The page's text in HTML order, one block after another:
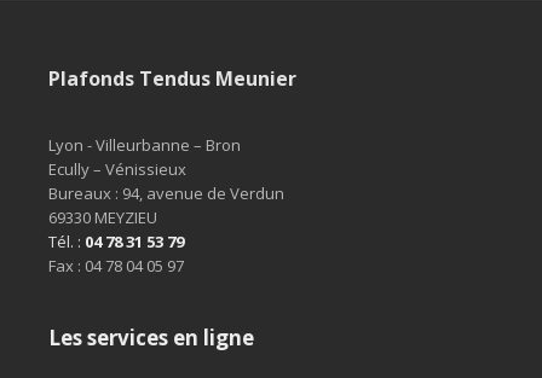
Plafonds Tendus Meunier
Lyon - Villeurbanne – Bron
Ecully – Vénissieux
Bureaux : 94, avenue de Verdun
69330 MEYZIEU
Tél. : 04 78 31 53 79
Fax : 04 78 04 05 97
Les services en ligne